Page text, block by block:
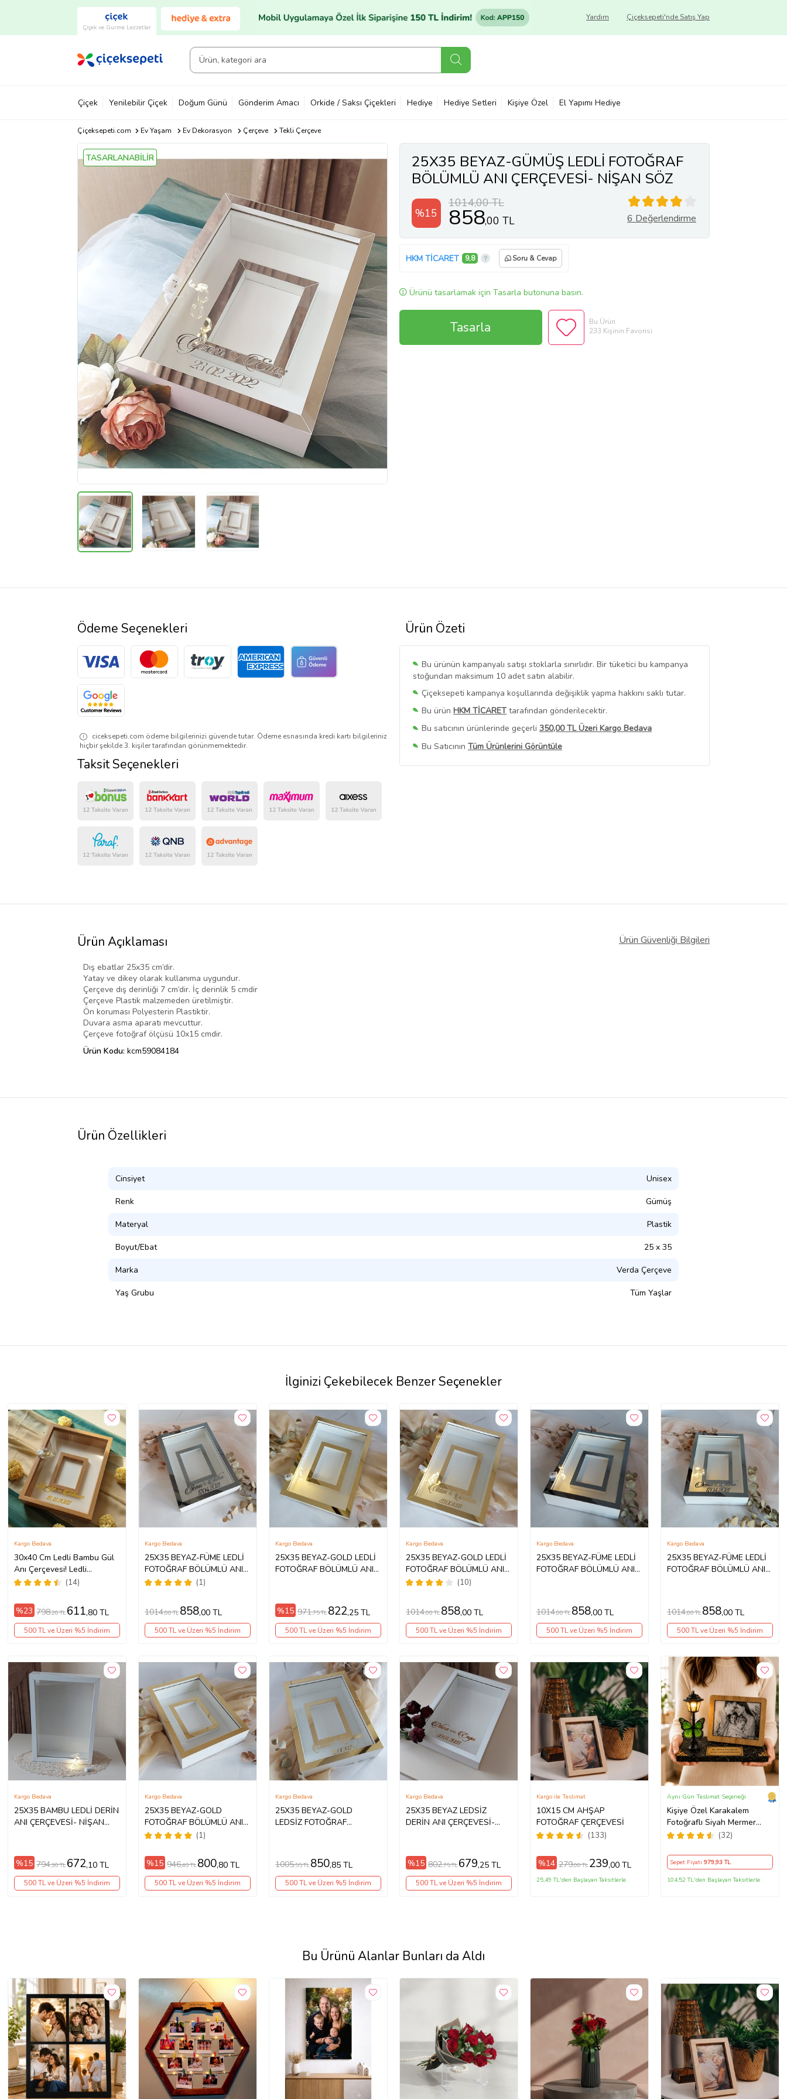
Çiçek ve Gurme Lezzetler
Çiçeksepeti'nde Satış Yap
Yardım
Çiçek Yenilebilir Çiçek Doğum Günü Gönderim Amacı Orkide / Saksı Çiçekleri Hediye Hediye Setleri Kişiye Özel El Yapımı Hediye
Çiçeksepeti.com Ev Yaşam Ev Dekorasyon Çerçeve Tekli Çerçeve
TASARLANABİLİR
25X35 BEYAZ-GÜMÜŞ LEDLİ FOTOĞRAF
BÖLÜMLÜ ANI ÇERÇEVESİ- NİŞAN SÖZ
GÜLLERİNİZ İÇİN ÇERÇEVELER
%15
1014,00 TL
858,00 TL 6 Değerlendirme
HKM TİCARET 9,8 Soru & Cevap
Ürünü tasarlamak için Tasarla butonuna basın.
Tasarla
Bu Ürün
233 Kişinin Favorisi
Ürün Özeti
Bu ürünün kampanyalı satışı stoklarla sınırlıdır. Bir tüketici bu kampanya
stoğundan maksimum 10 adet satın alabilir.
Çiçeksepeti kampanya koşullarında değişiklik yapma hakkını saklı tutar.
Bu ürün HKM TİCARET tarafından gönderilecektir.
Bu satıcının ürünlerinde geçerli 350,00 TL Üzeri Kargo Bedava
Bu Satıcının Tüm Ürünlerini Görüntüle
Ürün sayfasında gördüğünüz fiyat bilgileri, satıcı tarafından
Ödeme Seçenekleri
ciceksepeti.com ödeme bilgilerinizi güvende tutar. Ödeme esnasında kredi kartı bilgileriniz
hiçbir şekilde 3. kişiler tarafından görünmemektedir.
Taksit Seçenekleri
Ürün Açıklaması Ürün Güvenliği Bilgileri
Dış ebatlar 25x35 cm’dir.
Yatay ve dikey olarak kullanıma uygundur.
Çerçeve dış derinliği 7 cm’dir. İç derinlik 5 cmdir
Çerçeve Plastik malzemeden üretilmiştir.
Ön koruması Polyesterin Plastiktir.
Duvara asma aparatı mevcuttur.
Çerçeve fotoğraf ölçüsü 10x15 cmdir.
Ürün Kodu: kcm59084184
Ürün Özellikleri
Cinsiyet Unisex
Renk Gümüş
Materyal Plastik
Boyut/Ebat 25 x 35
Marka Verda Çerçeve
Yaş Grubu Tüm Yaşlar
İlginizi Çekebilecek Benzer Seçenekler
30x40 Cm Ledli Bambu Gül
Anı Çerçevesi! Ledli
Fotoğraf Çerçevesi! Gül Anı
Ticaret(Fotoğraf Hediye)
(14)
Kargo Bedava
%23 798,20 TL 611,80 TL
500 TL ve Üzeri %5 İndirim
25X35 BEYAZ-FÜME LEDLİ
FOTOĞRAF BÖLÜMLÜ ANI
ÇERÇEVESİ- NİŞAN SÖZ
ÇERÇEVELER
(1)
Kargo Bedava
1014,00 TL 858,00 TL
500 TL ve Üzeri %5 İndirim
25X35 BEYAZ-GOLD LEDLİ
FOTOĞRAF BÖLÜMLÜ ANI
ÇERÇEVELER
Kargo Bedava
%15 971,75 TL 822,25 TL
500 TL ve Üzeri %5 İndirim
25X35 BEYAZ-GOLD LEDLİ
FOTOĞRAF BÖLÜMLÜ ANI
ÇERÇEVESİ- NİŞAN SÖZ
ÇERÇEVELER
(10)
Kargo Bedava
1014,00 TL 858,00 TL
500 TL ve Üzeri %5 İndirim
25X35 BEYAZ-FÜME LEDLİ
FOTOĞRAF BÖLÜMLÜ ANI
ÇERÇEVELER
Kargo Bedava
1014,00 TL 858,00 TL
500 TL ve Üzeri %5 İndirim
25X35 BEYAZ-FÜME LEDLİ
FOTOĞRAF BÖLÜMLÜ ANI
ÇERÇEVELER
Kargo Bedava
1014,00 TL 858,00 TL
500 TL ve Üzeri %5 İndirim
25X35 BAMBU LEDLİ DERİN
ANI ÇERÇEVESİ- NİŞAN
Kargo Bedava
%15 794,30 TL 672,10 TL
500 TL ve Üzeri %5 İndirim
25X35 BEYAZ-GOLD
FOTOĞRAF BÖLÜMLÜ ANI
ÇERÇEVESİ- NİŞAN SÖZ
ÇERÇEVELER
(1)
Kargo Bedava
%15 946,40 TL 800,80 TL
500 TL ve Üzeri %5 İndirim
25X35 BEYAZ-GOLD
LEDSİZ FOTOĞRAF
İÇİN ÇERÇEVELER
Kargo Bedava
1005,55 TL 850,85 TL
500 TL ve Üzeri %5 İndirim
25X35 BEYAZ LEDSİZ
DERİN ANI ÇERÇEVESİ-
Kargo Bedava
%15 802,75 TL 679,25 TL
500 TL ve Üzeri %5 İndirim
10X15 CM AHŞAP
FOTOĞRAF ÇERÇEVESİ
(133)
Kargo ile Teslimat
%14 279,00 TL 239,00 TL
25,49 TL'den Başlayan Taksitlerle
Kişiye Özel Karakalem
Fotoğraflı Siyah Mermer
Desenli Masa Lambası
(32)
Aynı Gün Teslimat Seçeneği
Sepet Fiyatı979,93 TL
104,52 TL'den Başlayan Taksitlerle
Bu Ürünü Alanlar Bunları da Aldı